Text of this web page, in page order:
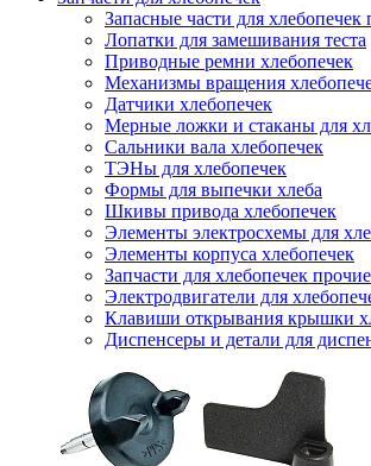
Запасные части для хлебопечек
Лопатки для замешивания теста
Приводные ремни хлебопечек
Механизмы вращения
Датчики хлебопечек
Мерные ложки и стаканы для
Сальники вала хлебопечек
ТЭНы для хлебопечек
Формы для выпечки хлеба
Шкивы привода хлебопечек
Элементы электросхемы для
Элементы корпуса хлебопечек
Запчасти для хлебопечек прочие
Электродвигатели для
Клавиши открывания крышки
Диспенсеры и детали для